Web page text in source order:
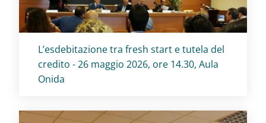
Titolo card:
L’esdebitazione tra fresh start e tutela del
credito - 26 maggio 2026, ore 14.30, Aula
Onida